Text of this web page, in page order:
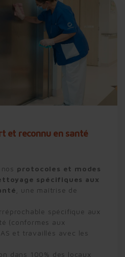
et reconnu en santé
protocoles et modes
spécifiques aux
une maîtrise de
spécifique aux
(conformes aux
et travaillés avec les
dans 100% des locaux